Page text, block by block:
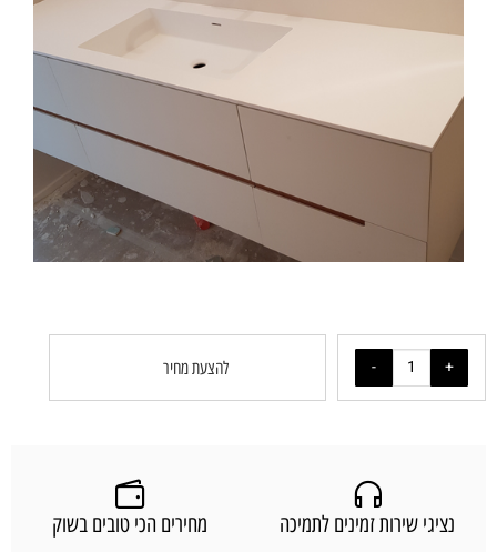
להצעת מחיר
נציגי שירות זמינים לתמיכה מחירים הכי טובים בשוק